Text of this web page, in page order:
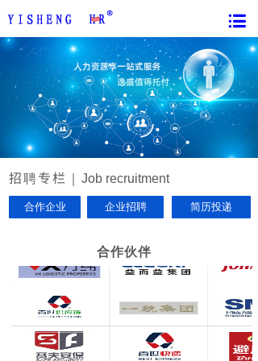
简历投递
企业招聘
合作企业
招聘专栏｜ Job recruitment
400-966-9787
合作伙伴